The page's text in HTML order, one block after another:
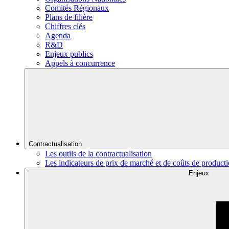
Comités Régionaux
Plans de filière
Chiffres clés
Agenda
R&D
Enjeux publics
Appels à concurrence
Contractualisation
Les outils de la contractualisation
Les indicateurs de prix de marché et de coûts de
Enjeux